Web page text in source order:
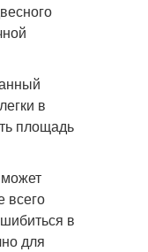
в
площадь
всего
в
для